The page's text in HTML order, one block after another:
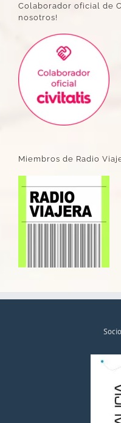
Colaborador oficial de
nosotros!
Miembros de Radio